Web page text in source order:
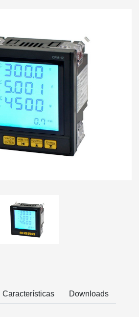
Características Downloads